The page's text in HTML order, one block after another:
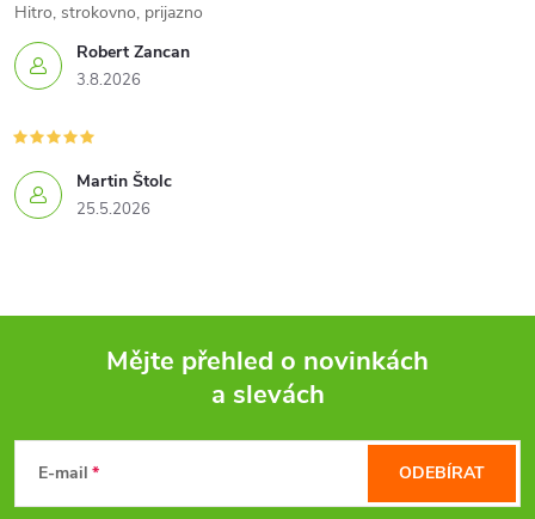
Robert Zancan
3.8.2026
Hitro, strokovno, prijazno
Martin Štolc
25.5.2026
Mějte přehled o novinkách
a slevách
E-mail ODEBÍRAT